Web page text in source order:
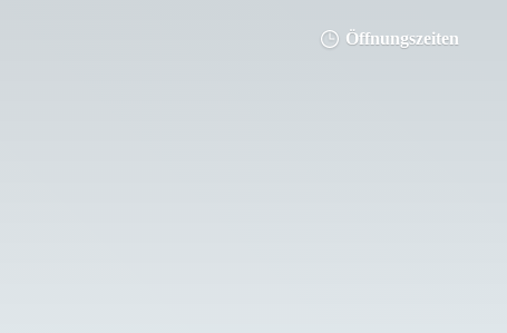
Öffnungszeiten